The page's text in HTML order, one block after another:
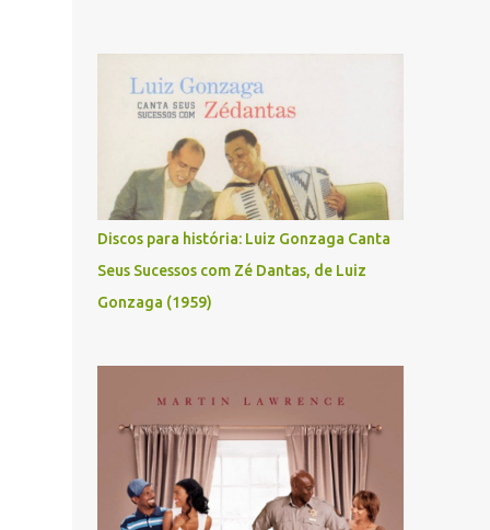
Discos para história: Luiz Gonzaga Canta
Seus Sucessos com Zé Dantas, de Luiz
Gonzaga (1959)